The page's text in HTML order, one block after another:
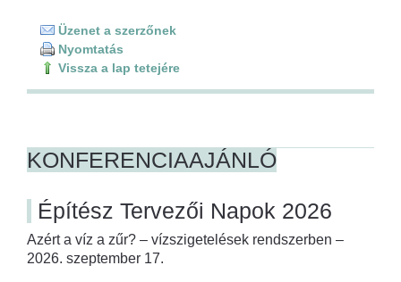
Üzenet a szerzőnek
Nyomtatás
Vissza a lap tetejére
KONFERENCIAAJÁNLÓ
Építész Tervezői Napok 2026
Azért a víz a zűr? – vízszigetelések rendszerben –
2026. szeptember 17.